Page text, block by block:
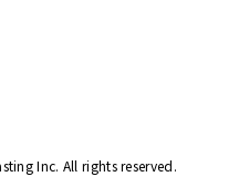
Inc. All rights reserved.